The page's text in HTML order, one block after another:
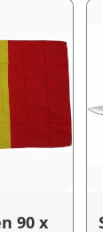
90 x